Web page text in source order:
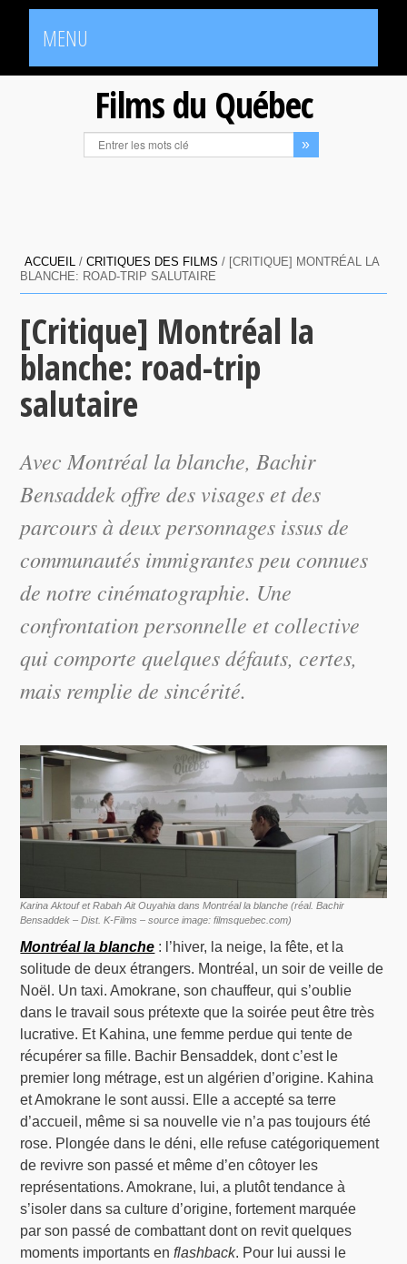
MENU
Films du Québec
ACCUEIL /CRITIQUES DES FILMS / [CRITIQUE] MONTRÉAL LA
BLANCHE: ROAD-TRIP SALUTAIRE
[Critique] Montréal la
blanche: road-trip
salutaire
Avec Montréal la blanche, Bachir
Bensaddek offre des visages et des
parcours à deux personnages issus de
communautés immigrantes peu connues
de notre cinématographie. Une
confrontation personnelle et collective
qui comporte quelques défauts, certes,
mais remplie de sincérité.
Karina Aktouf et Rabah Ait Ouyahia dans Montréal la blanche (réal. Bachir
Bensaddek – Dist. K-Films – source image: filmsquebec.com)
Montréal la blanche : l’hiver, la neige, la fête, et la
solitude de deux étrangers. Montréal, un soir de veille de
Noël. Un taxi. Amokrane, son chauffeur, qui s’oublie
dans le travail sous prétexte que la soirée peut être très
lucrative. Et Kahina, une femme perdue qui tente de
récupérer sa fille. Bachir Bensaddek, dont c’est le
premier long métrage, est un algérien d’origine. Kahina
et Amokrane le sont aussi. Elle a accepté sa terre
d’accueil, même si sa nouvelle vie n’a pas toujours été
rose. Plongée dans le déni, elle refuse catégoriquement
de revivre son passé et même d’en côtoyer les
représentations. Amokrane, lui, a plutôt tendance à
s’isoler dans sa culture d’origine, fortement marquée
par son passé de combattant dont on revit quelques
moments importants enflashback. Pour lui aussi le